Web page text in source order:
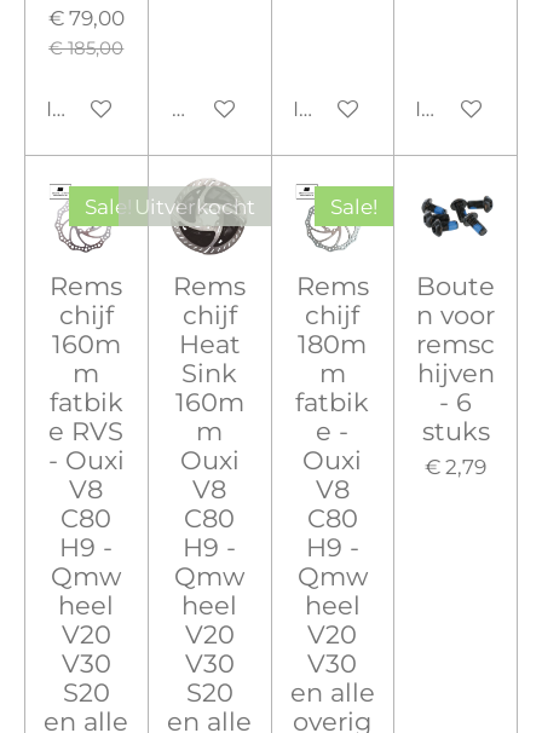
€ 79,00
€ 185,00
In winkelwagenHoud mij op de hoogte
In winkelwagen
In
Sale!
Rems
chijf
160m
m
fatbik
e RVS
- Ouxi
V8
C80
H9 -
Qmw
heel
V20
V30
S20
en alle
Uitverkocht
Rems
chijf
Heat
Sink
160m
m
Ouxi
V8
C80
H9 -
Qmw
heel
V20
V30
S20
en alle
Sale!
Rems
chijf
180m
m
fatbik
e -
Ouxi
V8
C80
H9 -
Qmw
heel
V20
V30
en alle
overig
Boute
n voor
remsc
hijven
- 6
stuks
€ 2,79